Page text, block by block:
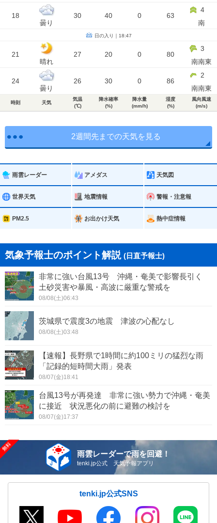
18
曇り
30 40 0 63
4
南
日の入り｜18:47
21
晴れ
27 20 0 80
3
南南東
24
曇り
26 30 0 86
2
南南東
時刻 天気
気温
(℃)
降水確率
(%)
降水量
(mm/h)
湿度
(%)
風向風速
(m/s)
2週間先までの天気を見る
雨雲レーダー アメダス 天気図
世界天気 地震情報 警報・注意報
PM2.5 お出かけ天気 熱中症情報
気象予報士のポイント解説 (日直予報士)
非常に強い台風13号 沖縄・奄美で影響長引く
土砂災害や暴風・高波に厳重な警戒を
08/08(土)06:43
茨城県で震度3の地震 津波の心配なし
08/08(土)03:48
【速報】長野県で1時間に約100ミリの猛烈な雨
「記録的短時間大雨」発表
08/07(金)18:41
台風13号が再発達 非常に強い勢力で沖縄・奄美
に接近 状況悪化の前に避難の検討を
08/07(金)17:37
雨雲レーダーで雨を回避！
tenki.jp公式 天気予報アプリ
tenki.jp公式SNS